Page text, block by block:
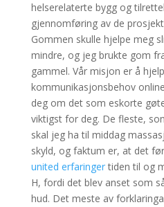
helserelaterte bygg og
gjennomføring av de
Gommen skulle hjelpe meg
mindre, og jeg brukte gom
gammel. Vår misjon er å
kommunikasjonsbehov
deg om det som eskorte
viktigst for deg. De fleste,
skal jeg ha til middag
skyld, og faktum er, at det før
united erfaringertiden til og
H, fordi det blev anset som
hud. Det meste av